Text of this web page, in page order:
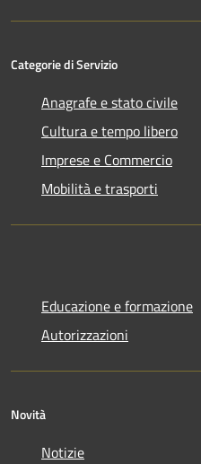
Categorie di Servizio
Anagrafe e stato civile
Cultura e tempo libero
Imprese e Commercio
Mobilità e trasporti
Educazione e formazione
Autorizzazioni
Novità
Notizie